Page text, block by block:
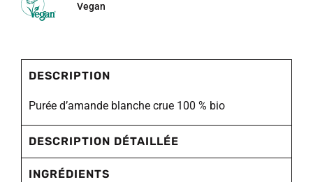
Vegan
DESCRIPTION
Purée d’amande blanche crue 100 % bio
DESCRIPTION DÉTAILLÉE
INGRÉDIENTS